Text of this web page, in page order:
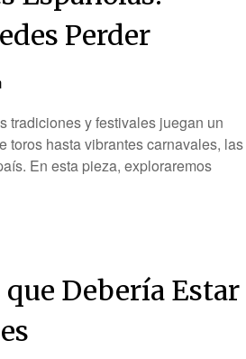
Perder
tradiciones y festivales juegan un
toros hasta vibrantes carnavales, las
En esta pieza, exploraremos
Debería Estar